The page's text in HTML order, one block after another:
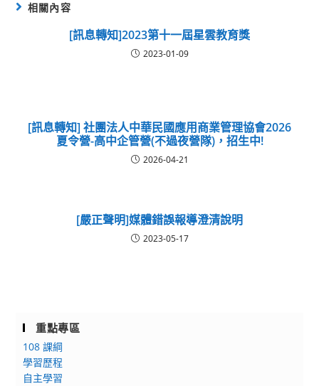
相關內容
[訊息轉知]2023第十一屆星雲教育獎
2023-01-09
[訊息轉知] 社團法人中華民國應用商業管理協會2026
夏令營-高中企管營(不過夜營隊)，招生中!
2026-04-21
[嚴正聲明]媒體錯誤報導澄清說明
2023-05-17
重點專區
108 課綱
學習歷程
自主學習